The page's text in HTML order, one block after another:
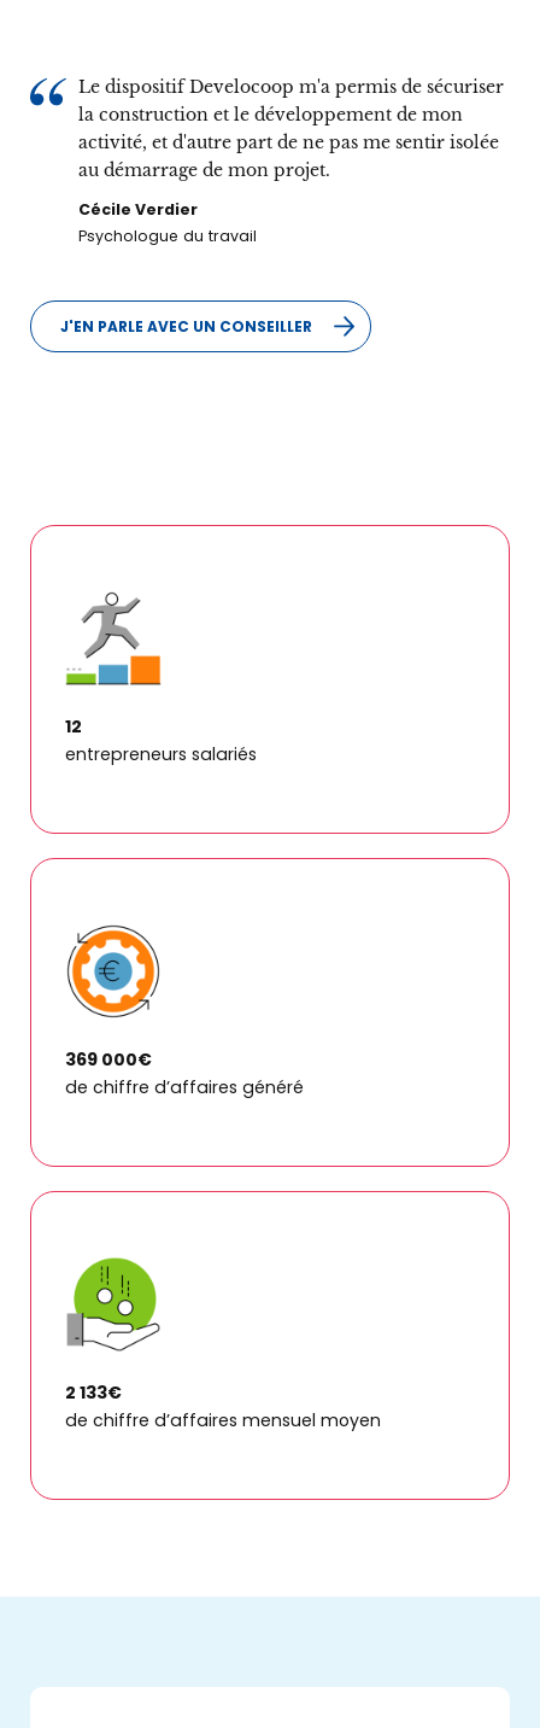
Le dispositif Develocoop m'a permis de sécuriser
la construction et le développement de mon
activité, et d'autre part de ne pas me sentir isolée
au démarrage de mon projet.
Cécile Verdier
Psychologue du travail
J'EN PARLE AVEC UN CONSEILLER
12
entrepreneurs salariés
369 000€
de chiffre d’affaires généré
2 133€
de chiffre d’affaires mensuel moyen